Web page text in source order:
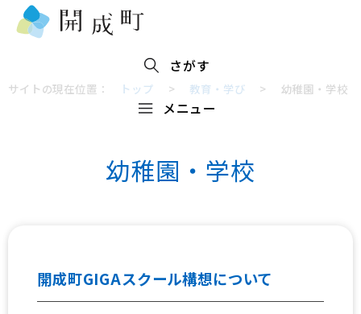
さがす
メニュー
サイトの現在位置： トップ > 教育・学び > 幼稚園・学校
幼稚園・学校
開成町GIGAスクール構想について